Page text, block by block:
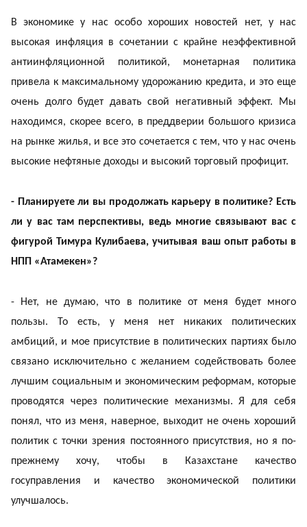
В экономике у нас особо хороших новостей нет, у нас
высокая инфляция в сочетании с крайне неэффективной
антиинфляционной политикой, монетарная политика
привела к максимальному удорожанию кредита, и это еще
очень долго будет давать свой негативный эффект. Мы
находимся, скорее всего, в преддверии большого кризиса
на рынке жилья, и все это сочетается с тем, что у нас очень
высокие нефтяные доходы и высокий торговый профицит.
- Планируете ли вы продолжать карьеру в политике? Есть
ли у вас там перспективы, ведь многие связывают вас с
фигурой Тимура Кулибаева, учитывая ваш опыт работы в
НПП «Атамекен»?
- Нет, не думаю, что в политике от меня будет много
пользы. То есть, у меня нет никаких политических
амбиций, и мое присутствие в политических партиях было
связано исключительно с желанием содействовать более
лучшим социальным и экономическим реформам, которые
проводятся через политические механизмы. Я для себя
понял, что из меня, наверное, выходит не очень хороший
политик с точки зрения постоянного присутствия, но я по-
прежнему хочу, чтобы в Казахстане качество
госуправления и качество экономической политики
улучшалось.